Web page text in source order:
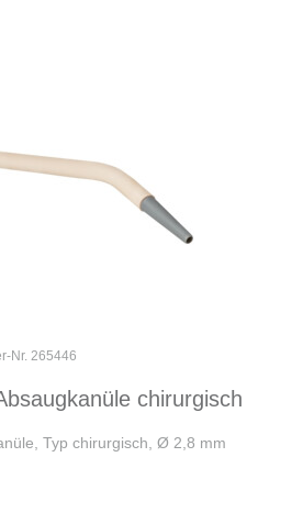
Nr. 265446
chirurgisch
Typ chirurgisch, Ø 2,8 mm